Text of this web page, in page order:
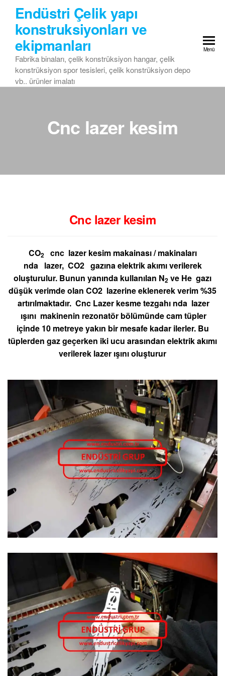
content
Endüstri Çelik yapı
konstruksiyonları ve
ekipmanları
Fabrika binaları, çelik konstrüksiyon hangar, çelik
konstrüksiyon spor tesisleri, çelik konstrüksiyon depo
vb.. ürünler imalatı
Menü
Cnc lazer kesim
Cnc lazer kesim
CO2cnc lazer kesim makainası / makinaları
nda lazer, CO2 gazına elektrik akımı verilerek
oluşturulur. Bunun yanında kullanılan N2 ve He gazı
düşük verimde olan CO2 lazerine eklenerek verim %35
artırılmaktadır. Cnc Lazer kesme tezgahı nda lazer
ışını makinenin rezonatör bölümünde cam tüpler
içinde 10 metreye yakın bir mesafe kadar ilerler. Bu
tüplerden gaz geçerken iki ucu arasından elektrik akımı
verilerek lazer ışını oluşturur